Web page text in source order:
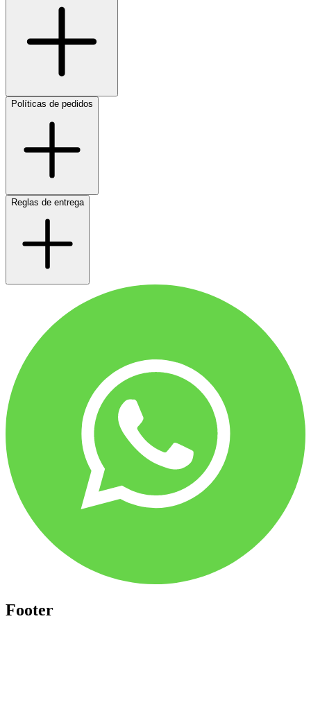
Políticas de pedidos
Reglas de entrega
Footer